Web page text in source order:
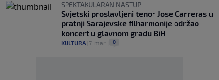
SPEKTAKULARAN NASTUP
Svjetski proslavljeni tenor Jose Carreras u
pratnji Sarajevske filharmonije održao
koncert u glavnom gradu BiH
KULTURA 7. mar. 0